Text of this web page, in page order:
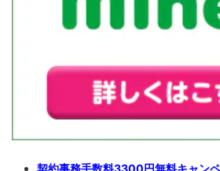
契約事務手数料3300円無料キャン